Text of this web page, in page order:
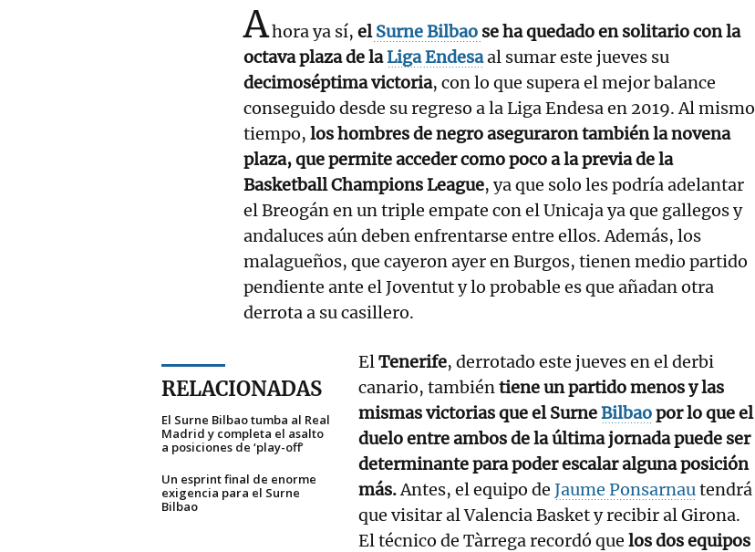
Ahora ya sí, elSurne Bilbao se ha quedado en solitario con la
octava plaza de laLiga Endesaal sumar este jueves su
decimoséptima victoria, con lo que supera el mejor balance
conseguido desde su regreso a la Liga Endesa en 2019. Al mismo
tiempo, los hombres de negro aseguraron también la novena
plaza, que permite acceder como poco a la previa de la
Basketball Champions League, ya que solo les podría adelantar
el Breogán en un triple empate con el Unicaja ya que gallegos y
andaluces aún deben enfrentarse entre ellos. Además, los
malagueños, que cayeron ayer en Burgos, tienen medio partido
pendiente ante el Joventut y lo probable es que añadan otra
derrota a su casillero.
RELACIONADAS
El Surne Bilbao tumba al Real
Madrid y completa el asalto
a posiciones de ‘play-off’
Un esprint final de enorme
exigencia para el Surne
Bilbao
ElTenerife, derrotado este jueves en el derbi
canario, tambiéntiene un partido menos y las
mismas victorias que el SurneBilbaopor lo que el
duelo entre ambos de la última jornada puede ser
determinante para poder escalar alguna posición
más.Antes, el equipo deJaume Ponsarnautendrá
que visitar al Valencia Basket y recibir al Girona.
El técnico de Tàrrega recordó que los dos equipos